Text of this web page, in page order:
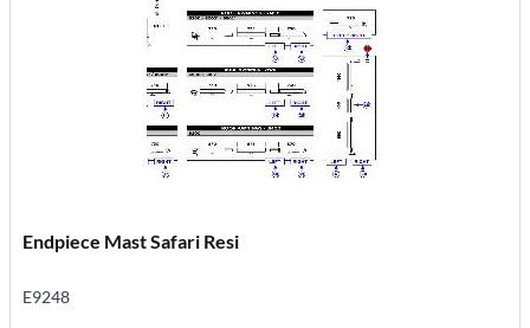
Endpiece Mast Safari Resi
E9248